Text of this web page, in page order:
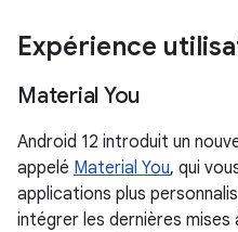
Expérience
Material You
Android 12 introduit un
appelé Material You, qui
applications plus
intégrer les dernières mises